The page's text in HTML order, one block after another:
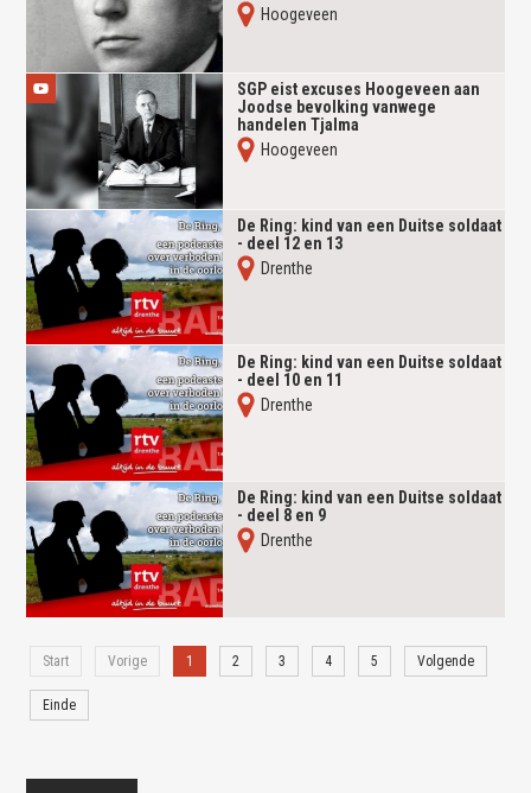
Hoogeveen
SGP eist excuses Hoogeveen aan
Joodse bevolking vanwege
handelen Tjalma
Hoogeveen
De Ring: kind van een Duitse soldaat
- deel 12 en 13
Drenthe
De Ring: kind van een Duitse soldaat
- deel 10 en 11
Drenthe
De Ring: kind van een Duitse soldaat
- deel 8 en 9
Drenthe
Start Vorige 1 2 3 4 5 Volgende
Einde